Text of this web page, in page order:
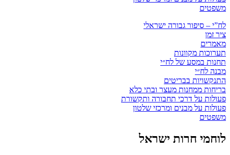
משפטים
לח”י – סיפור גבורה ישראלי
ציר זמן
מאמרים
תערוכות מקוונות
תחנות במסע של לח״י
מבנה לח״י
התנקשויות בבריטים
בריחות ממחנות מעצר ובתי כלא
פעולות על דרכי תחבורה ותקשורת
פעולות על מבנים ומרכזי שלטון
משפטים
לוחמי חרות ישראל